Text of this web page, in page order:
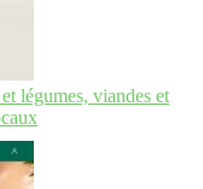
légumes, viandes et